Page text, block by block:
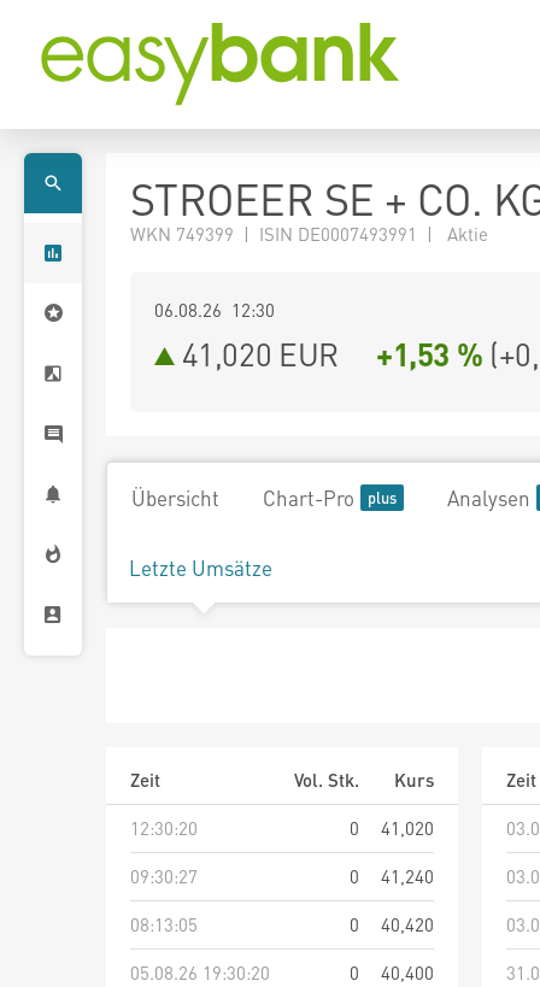
STROEER SE + CO.
WKN 749399 | ISIN DE0007493991 | Aktie
06.08.26 12:30
41,020 EUR +1,53 % (
Übersicht Chart-Pro Analysen
Letzte Umsätze
Zeit Vol. Stk.
Kurs
12:30:20
0
41,020
09:30:27
0
41,240
08:13:05
0
40,420
05.08.26 19:30:20
0
40,400
Zeit